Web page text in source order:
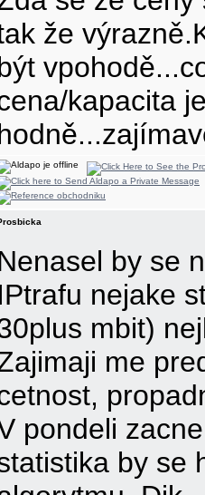
že
kapacita
by se
IPtrafu nejake
mbit)
me
pondeli
by se